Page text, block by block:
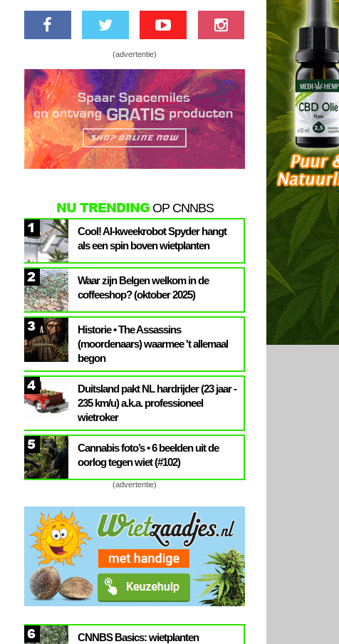
(advertentie)
NU TRENDINGOP CNNBS
1
Cool! AI-kweekrobot Spyder hangt
als een spin boven wietplanten
2
Waar zijn Belgen welkom in de
coffeeshop? (oktober 2025)
3
Historie • The Assassins
(moordenaars) waarmee 't allemaal
begon
4
Duitsland pakt NL hardrijder (23 jaar -
235 km/u) a.k.a. professioneel
wietroker
5
Cannabis foto’s • 6 beelden uit de
oorlog tegen wiet (#102)
(advertentie)
6
CNNBS Basics: wietplanten